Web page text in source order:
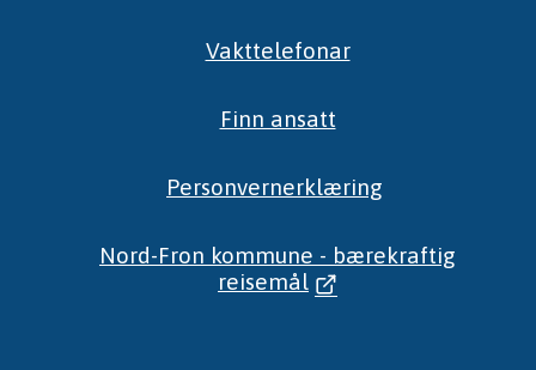
Vakttelefonar
Finn ansatt
Personvernerklæring
Nord-Fron kommune - bærekraftig
reisemål